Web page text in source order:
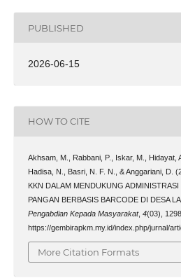
PUBLISHED
2026-06-15
HOW TO CITE
Akhsam, M., Rabbani, P., Iskar, M., Hidayat,
Hadisa, N., Basri, N. F. N., & Anggariani, D.
KKN DALAM MENDUKUNG
PANGAN BERBASIS BARCODE DI DESA
Pengabdian Kepada Masyarakat, 4(03),
https://gembirapkm.my.id/index.php/jurnal/
More Citation Formats